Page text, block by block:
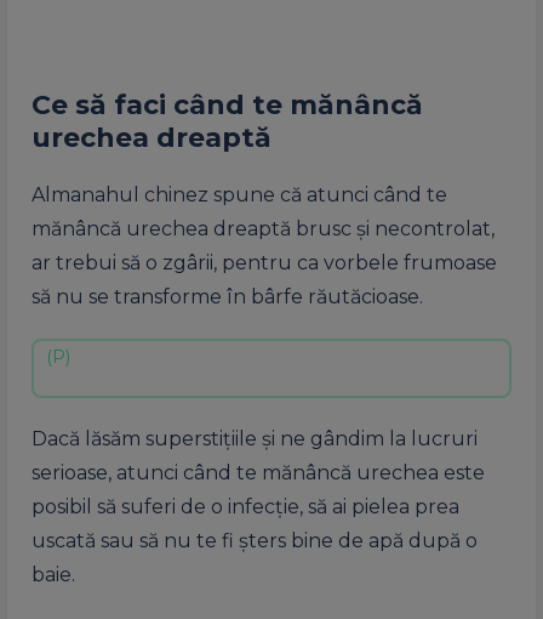
Ce să faci când te mănâncă
urechea dreaptă
Almanahul chinez spune că atunci când te
mănâncă urechea dreaptă brusc și necontrolat,
ar trebui să o zgârii, pentru ca vorbele frumoase
să nu se transforme în bârfe răutăcioase.
Dacă lăsăm superstițiile și ne gândim la lucruri
serioase, atunci când te mănâncă urechea este
posibil să suferi de o infecție, să ai pielea prea
uscată sau să nu te fi șters bine de apă după o
baie.